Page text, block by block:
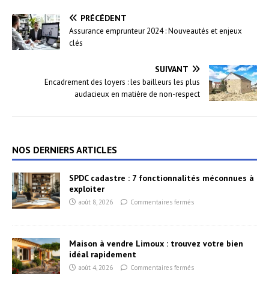
PRÉCÉDENT
Assurance emprunteur 2024 : Nouveautés et enjeux
clés
SUIVANT
Encadrement des loyers : les bailleurs les plus
audacieux en matière de non-respect
NOS DERNIERS ARTICLES
SPDC cadastre : 7 fonctionnalités méconnues à
exploiter
août 8, 2026 Commentaires fermés
Maison à vendre Limoux : trouvez votre bien
idéal rapidement
août 4, 2026 Commentaires fermés